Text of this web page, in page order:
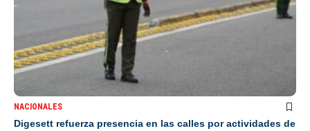
NACIONALES
Digesett refuerza presencia en las calles por actividades de